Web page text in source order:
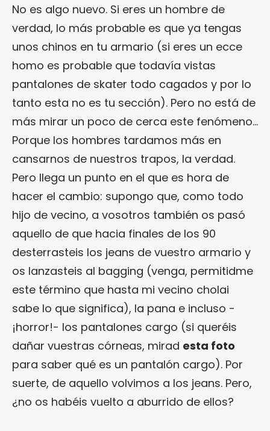
No es algo nuevo. Si eres un hombre de
verdad, lo más probable es que ya tengas
unos chinos en tu armario (si eres un ecce
homo es probable que todavía vistas
pantalones de skater todo cagados y por lo
tanto esta no es tu sección). Pero no está de
más mirar un poco de cerca este fenómeno…
Porque los hombres tardamos más en
cansarnos de nuestros trapos, la verdad.
Pero llega un punto en el que es hora de
hacer el cambio: supongo que, como todo
hijo de vecino, a vosotros también os pasó
aquello de que hacia finales de los 90
desterrasteis los jeans de vuestro armario y
os lanzasteis al bagging (venga, permitidme
este término que hasta mi vecino cholai
sabe lo que significa), la pana e incluso -
¡horror!- los pantalones cargo (si queréis
dañar vuestras córneas, mirad esta foto
para saber qué es un pantalón cargo). Por
suerte, de aquello volvimos a los jeans. Pero,
¿no os habéis vuelto a aburrido de ellos?